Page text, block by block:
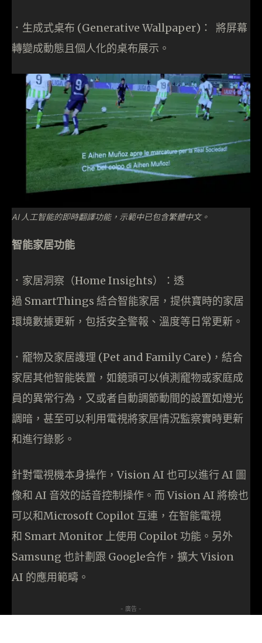
．生成式桌布 (Generative Wallpaper)： 將屏幕
轉變成動態且個人化的桌布展示。
AI 人工智能的即時翻譯功能，示範中已包含繁體中文。
智能家居功能
．家居洞察（Home Insights）：透
過 SmartThings 結合智能家居，提供寶時的家居
環境數據更新，包括安全警報、溫度等日常更新。
．竉物及家居護理 (Pet and Family Care)，結合
家居其他智能裝置，如鏡頭可以偵測竉物或家庭成
員的異常行為，又或者自動調節動間的設置如燈光
調暗，甚至可以利用電視將家居情況監察實時更新
和進行錄影。
針對電視機本身操作，Vision AI 也可以進行 AI 圖
像和 AI 音效的話音控制操作。而 Vision AI 將檢也
可以和Microsoft Copilot 互連，在智能電視
和 Smart Monitor 上使用 Copilot 功能。另外
Samsung 也計劃跟 Google合作，擴大 Vision
AI 的應用範疇。
- 廣告 -